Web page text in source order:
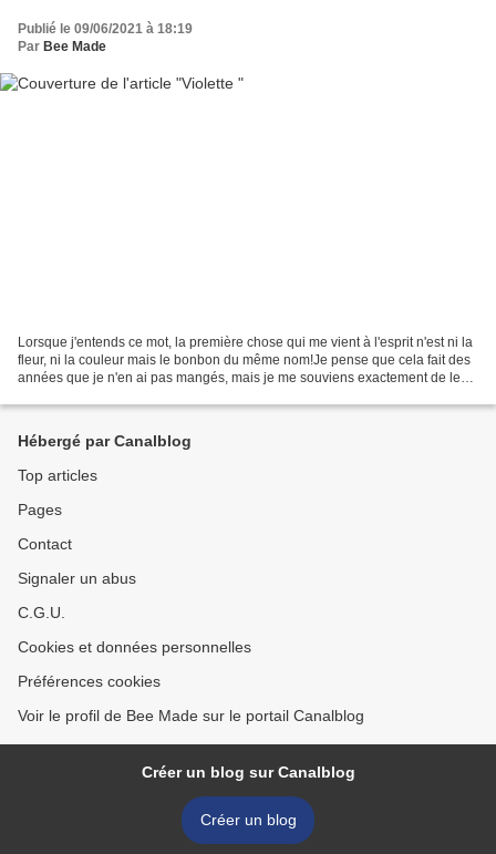
Publié le 09/06/2021 à 18:19
Par Bee Made
Lorsque j'entends ce mot, la première chose qui me vient à l'esprit n'est ni la
fleur, ni la couleur mais le bonbon du même nom!Je pense que cela fait des
années que je n'en ai pas mangés, mais je me souviens exactement de leur
Hébergé par Canalblog
Top articles
Pages
Contact
Signaler un abus
C.G.U.
Cookies et données personnelles
Préférences cookies
Voir le profil de Bee Made sur le portail Canalblog
Créer un blog sur Canalblog
Créer un blog